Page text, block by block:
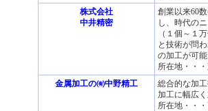
株式会社
中井精密
創業以来60
し、時代の
（１個～１
と技術が問
の加工が可
所在地・・
金属加工の㈲中野精工
総合的な加
加工に幅広
所在地・・